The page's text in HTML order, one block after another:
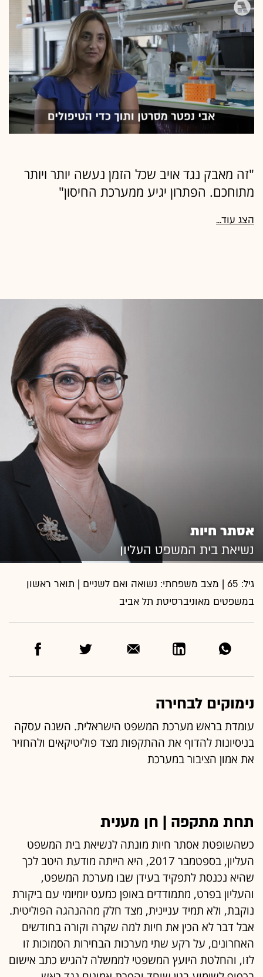
"זה מאבק נגד אויב שכל הזמן נעשה יותר ויותר
מתוחכם. הפתרון יגיע ממערכת החיסון"
הצג עוד...
אסתר חיות
נשיאת בית המשפט העליון
גיל: 65 | מצב משפחתי: נשואה ואם לשניים | תואר ראשון
במשפטים מאוניברסיטת תל אביב
נימוקים לבחירה
עומדת בראש מערכת המשפט הישראלית. השנה עסקה
בניסיונות להדוף את ההתקפות מצד פוליטיקאים ולהחזיר
את אמון הציבור במערכת
תחת מתקפה | חן מענית
כשהשופטת אסתר חיות מונתה לנשיאת בית המשפט
העליון, בספטמבר 2017, היא הייתה מודעת היטב לכך
שהיא נכנסת לתפקיד בעידן שבו מערכת המשפט,
והעליון בפרט, מתמודדים באופן כמעט יומיומי עם ביקורת
נוקבת, ולא תמיד עניינית, מצד חלק מההנהגה הפוליטית.
אבל דבר לא הכין את חיות למה שקרה וקורה בחודשים
האחרונים, על רקע שתי מערכות הבחירות הסמוכות זו
לזו, והחלטת היועץ המשפטי לממשלה להגיש כתב אישום